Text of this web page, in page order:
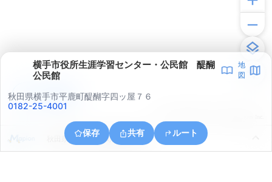
横手市役所生涯学習センター・公民館 醍醐
公民館
地
図
秋田県横手市平鹿町醍醐字四ッ屋７６
0182-25-4001
保存 共有 ルート
秋田県横手市平鹿町醍醐字馬鞍
アプリで見る